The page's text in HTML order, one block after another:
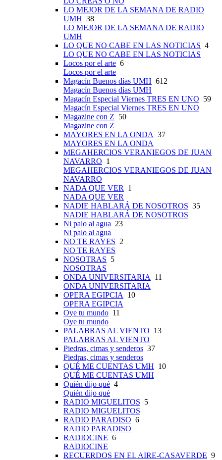
LO MEJOR DE LA SEMANA DE RADIO
UMH 38
LO MEJOR DE LA SEMANA DE RADIO
UMH
LO QUE NO CABE EN LAS NOTICIAS 4
LO QUE NO CABE EN LAS NOTICIAS
Locos por el arte 6
Locos por el arte
Magacín Buenos días UMH 612
Magacín Buenos días UMH
Magacín Especial Viernes TRES EN UNO 59
Magacín Especial Viernes TRES EN UNO
Magazine con Z 50
Magazine con Z
MAYORES EN LA ONDA 37
MAYORES EN LA ONDA
MEGAHERCIOS VERANIEGOS DE JUAN
NAVARRO 1
MEGAHERCIOS VERANIEGOS DE JUAN
NAVARRO
NADA QUE VER
1
NADA QUE VER
NADIE HABLARÁ DE NOSOTROS 35
NADIE HABLARÁ DE NOSOTROS
Ni palo al agua 23
Ni palo al agua
NO TE RAYES 2
NO TE RAYES
NOSOTRAS 5
NOSOTRAS
ONDA UNIVERSITARIA
11
ONDA UNIVERSITARIA
OPERA EGIPCIA
10
OPERA EGIPCIA
Oye tu mundo 11
Oye tu mundo
PALABRAS AL VIENTO 13
PALABRAS AL VIENTO
Piedras, cimas y senderos 37
Piedras, cimas y senderos
QUÉ ME CUENTAS UMH 10
QUÉ ME CUENTAS UMH
Quién dijo qué 4
Quién dijo qué
RADIO MIGUELITOS 5
RADIO MIGUELITOS
RADIO PARADISO 6
RADIO PARADISO
RADIOCINE 6
RADIOCINE
RECUERDOS EN EL AIRE-CASAVERDE 9